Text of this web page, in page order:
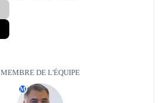
MEMBRE DE L'ÉQUIPE
M